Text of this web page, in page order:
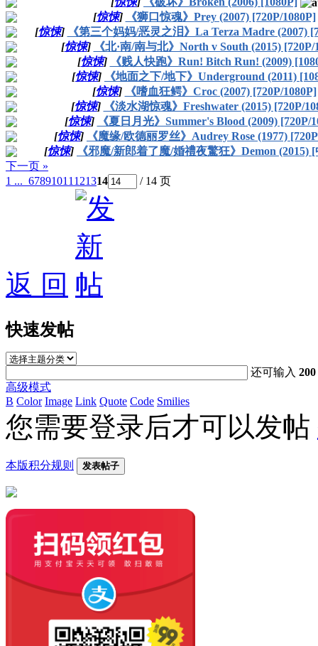
[惊悚]
《狮口惊魂》Prey (2007) [720P/1080P]
[惊悚]
《第三个妈妈/恶灵之泪》La Terza Madre (2007)
[惊悚]
《北·南/南与北》North v South (2015) [720P/
[惊悚]
《贱人快跑》Run! Bitch Run! (2009)
[惊悚]
《地面之下/地下》Underground (2011)
[惊悚]
《嗜血狂鳄》Croc (2007) [720P/1080P]
[惊悚]
《淡水湖惊魂》Freshwater (2015) [720P/
[惊悚]
《夏日月光》Summer's Blood (2009) [720P/
[惊悚]
《魔缘/欧德丽罗丝》Audrey Rose (1977)
[惊悚]
《邪魔/新郎着了魔/婚禮夜驚狂》Demon (2015)
下一页 »
1 ... 67891011 121314 / 14 页
返 回
快速发帖
还可输入200
高级模式
B Color Image Link Quote Code Smilies
您需要登录后才可以发帖
本版积分规则 发表帖子